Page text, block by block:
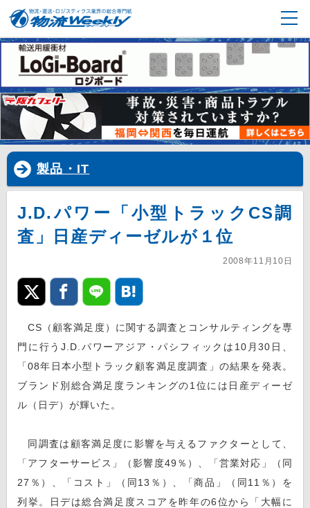
製品・IT
J.D.パワー「小型トラックCS調
査」日産ディーゼルが１位
2008年11月10日
CS（顧客満足度）に関する調査とコンサルティングを専
門に行うJ.D.パワーアジア・パシフィックは10月30日、
「08年日本小型トラック顧客満足度調査」の結果を発表。
ブランド別総合満足度ランキングの1位には日産ディーゼ
ル（日デ）が輝いた。
同調査は顧客満足度に影響を与えるファクターとして、
「アフターサービス」（影響度49％）、「営業対応」（同
27％）、「コスト」（同13％）、「商品」（同11％）を
列挙。日デは総合満足度スコアを昨年の6位から「大幅に